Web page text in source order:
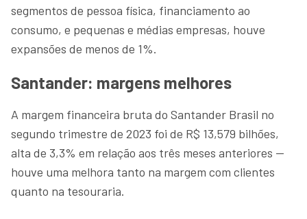
segmentos de pessoa física, financiamento ao
consumo, e pequenas e médias empresas, houve
expansões de menos de 1%.
Santander: margens melhores
A margem financeira bruta do Santander Brasil no
segundo trimestre de 2023 foi de R$ 13,579 bilhões,
alta de 3,3% em relação aos três meses anteriores —
houve uma melhora tanto na margem com clientes
quanto na tesouraria.